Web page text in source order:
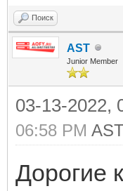
Поиск
AST
Junior Member
03-13-2022,
06:58 PM AST
Дорогие